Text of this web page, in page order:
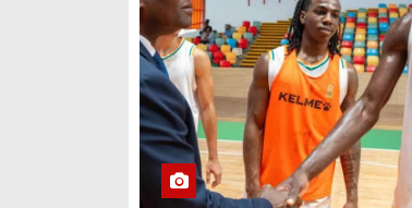
t
i
c
l